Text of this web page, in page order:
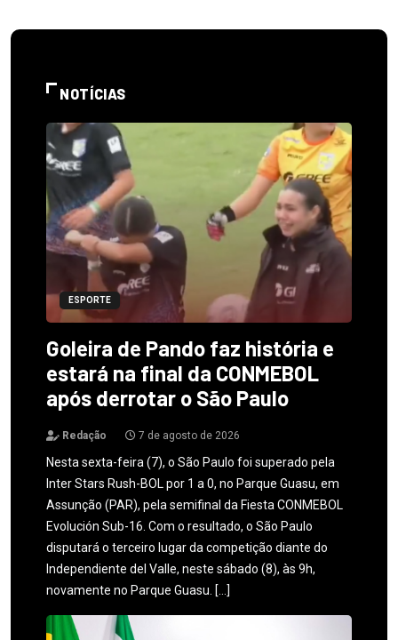
NOTÍCIAS
ESPORTE
Goleira de Pando faz história e
estará na final da CONMEBOL
após derrotar o São Paulo
Redação 7 de agosto de 2026
Nesta sexta-feira (7), o São Paulo foi superado pela
Inter Stars Rush-BOL por 1 a 0, no Parque Guasu, em
Assunção (PAR), pela semifinal da Fiesta CONMEBOL
Evolución Sub-16. Com o resultado, o São Paulo
disputará o terceiro lugar da competição diante do
Independiente del Valle, neste sábado (8), às 9h,
novamente no Parque Guasu. […]